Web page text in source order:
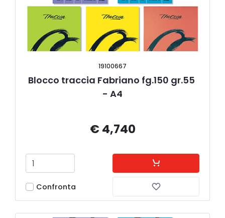
19100667
Blocco traccia Fabriano fg.150 gr.55
- A4
€ 4,740
Confronta